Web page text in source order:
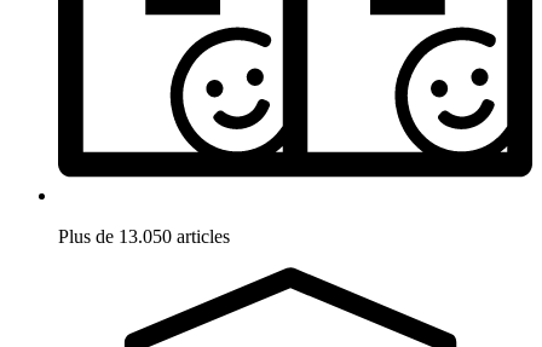
Plus de 13.050 articles